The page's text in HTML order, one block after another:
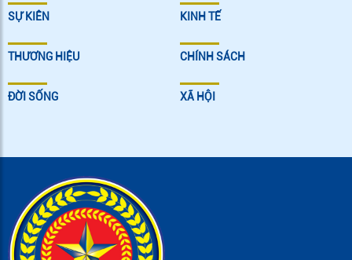
SỰ KIÊN KINH TẾ
THƯƠNG HIỆU CHÍNH SÁCH
ĐỜI SỐNG XÃ HỘI